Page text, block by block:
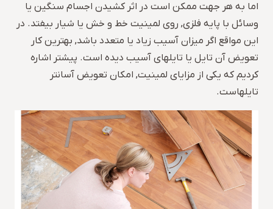
اما به هر جهت ممکن است در اثر کشیدن اجسام سنگین یا
وسائل با پایه فلزی, روی لمینیت خط و خش یا شیار بیفتد. در
این مواقع اگر میزان آسیب زیاد یا متعدد باشد, بهترین کار
تعویض آن تایل یا تایلهای آسیب دیده است. پیشتر اشاره
کردیم که یکی از مزایای لمینیت, امکان تعویض آسانتر
تایلهاست.